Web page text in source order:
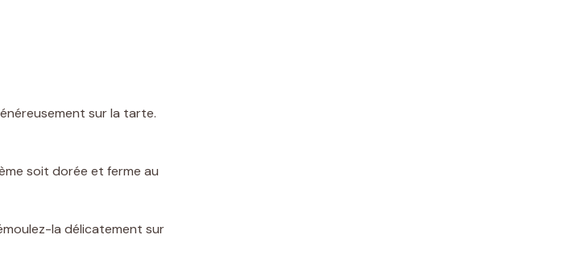
sur la tarte.
soit dorée et ferme au
la délicatement sur